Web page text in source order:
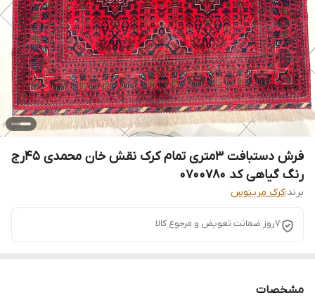
فرش دستبافت 3متری تمام کرک نقش خان محمدی 45رج
رنگ گیاهی کد 0700780
برند:کرک مرینوس
7روز ضمانت تعویض و مرجوع کالا
مشخصات